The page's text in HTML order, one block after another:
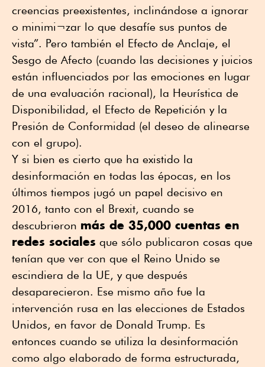
creencias preexistentes, inclinándose a ignorar
o minimi¬zar lo que desafíe sus puntos de
vista”. Pero también el Efecto de Anclaje, el
Sesgo de Afecto (cuando las decisiones y juicios
están influenciados por las emociones en lugar
de una evaluación racional), la Heurística de
Disponibilidad, el Efecto de Repetición y la
Presión de Conformidad (el deseo de alinearse
con el grupo).
Y si bien es cierto que ha existido la
desinformación en todas las épocas, en los
últimos tiempos jugó un papel decisivo en
2016, tanto con el Brexit, cuando se
descubrieron más de 35,000 cuentas en
redes sociales que sólo publicaron cosas que
tenían que ver con que el Reino Unido se
escindiera de la UE, y que después
desaparecieron. Ese mismo año fue la
intervención rusa en las elecciones de Estados
Unidos, en favor de Donald Trump. Es
entonces cuando se utiliza la desinformación
como algo elaborado de forma estructurada,